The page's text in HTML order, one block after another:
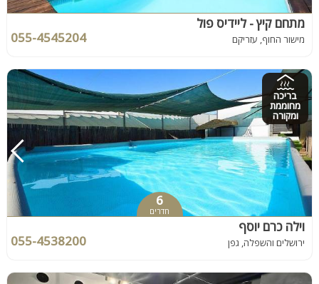
מתחם קיץ - ליידיס פול
מישור החוף, עזריקם 055-4545204
בריכה
מחוממת
ומקורה
6
חדרים
וילה כרם יוסף
ירושלים והשפלה, גפן 055-4538200